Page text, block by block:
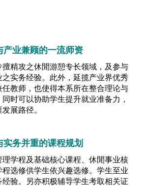
产业兼顾的一流师资
精攻之休閒游憩专长领域，及参与
实务经验。此外，延揽产业界优秀
教师，也使得本系所在整合理论与
时可以协助学生提升就业准备力，
展路径。
实务并重的课程规划
学程及基础核心课程、休閒事业核
选修供学生依兴趣选修。学生至业
验。另亦积极辅导学生考取相关证